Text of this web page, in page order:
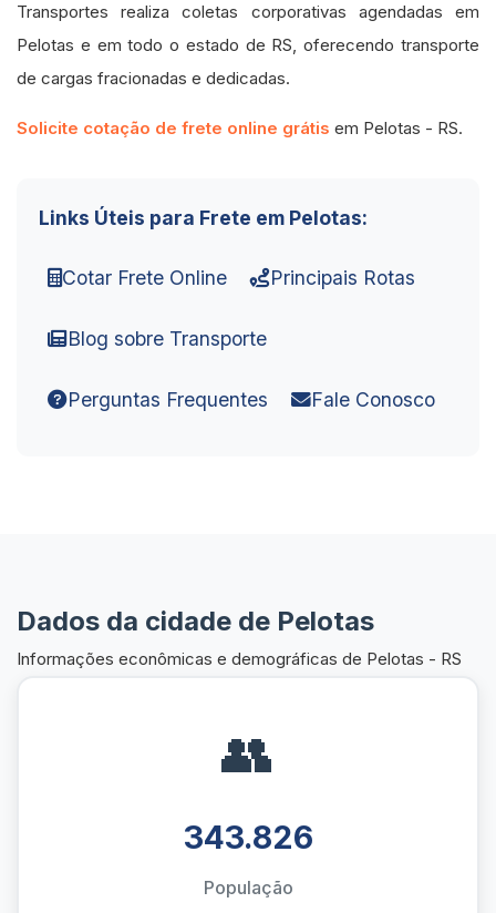
Transportes realiza coletas corporativas agendadas em
Pelotas e em todo o estado de RS, oferecendo transporte
de cargas fracionadas e dedicadas.
Solicite cotação de frete online grátis em Pelotas - RS.
Links Úteis para Frete em Pelotas:
Cotar Frete Online Principais Rotas
Blog sobre Transporte
Perguntas Frequentes Fale Conosco
Dados da cidade de Pelotas
Informações econômicas e demográficas de Pelotas - RS
👥
343.826
População